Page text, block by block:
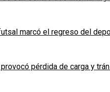
marcó el regreso del
pérdida de carga y